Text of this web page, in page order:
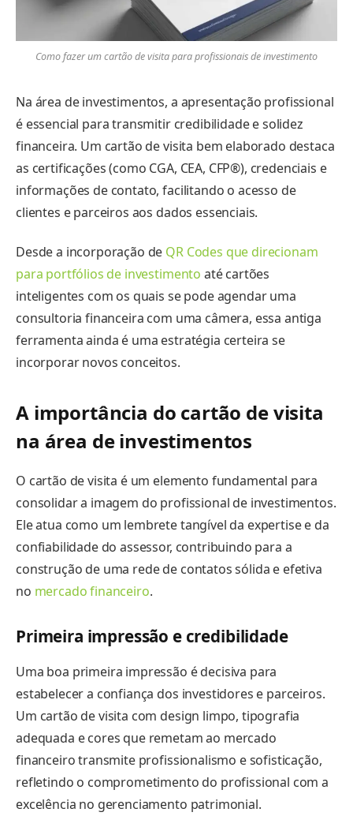
Como fazer um cartão de visita para profissionais de investimento
Na área de investimentos, a apresentação profissional
é essencial para transmitir credibilidade e solidez
financeira. Um cartão de visita bem elaborado destaca
as certificações (como CGA, CEA, CFP®), credenciais e
informações de contato, facilitando o acesso de
clientes e parceiros aos dados essenciais.
Desde a incorporação de QR Codes que direcionam
para portfólios de investimento até cartões
inteligentes com os quais se pode agendar uma
consultoria financeira com uma câmera, essa antiga
ferramenta ainda é uma estratégia certeira se
incorporar novos conceitos.
A importância do cartão de visita
na área de investimentos
O cartão de visita é um elemento fundamental para
consolidar a imagem do profissional de investimentos.
Ele atua como um lembrete tangível da expertise e da
confiabilidade do assessor, contribuindo para a
construção de uma rede de contatos sólida e efetiva
no mercado financeiro.
Primeira impressão e credibilidade
Uma boa primeira impressão é decisiva para
estabelecer a confiança dos investidores e parceiros.
Um cartão de visita com design limpo, tipografia
adequada e cores que remetam ao mercado
financeiro transmite profissionalismo e sofisticação,
refletindo o comprometimento do profissional com a
excelência no gerenciamento patrimonial.